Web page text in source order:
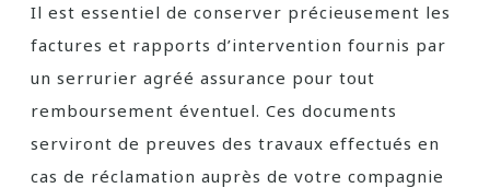
Il est essentiel de conserver précieusement les
factures et rapports d’intervention fournis par
un serrurier agréé assurance pour tout
remboursement éventuel. Ces documents
serviront de preuves des travaux effectués en
cas de réclamation auprès de votre compagnie